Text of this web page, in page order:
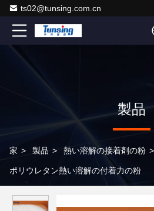
ts02@tunsing.com.cn
製品
家 > 製品 > 熱い溶解の接着剤の粉 >
ポリウレタン熱い溶解の付着力の粉